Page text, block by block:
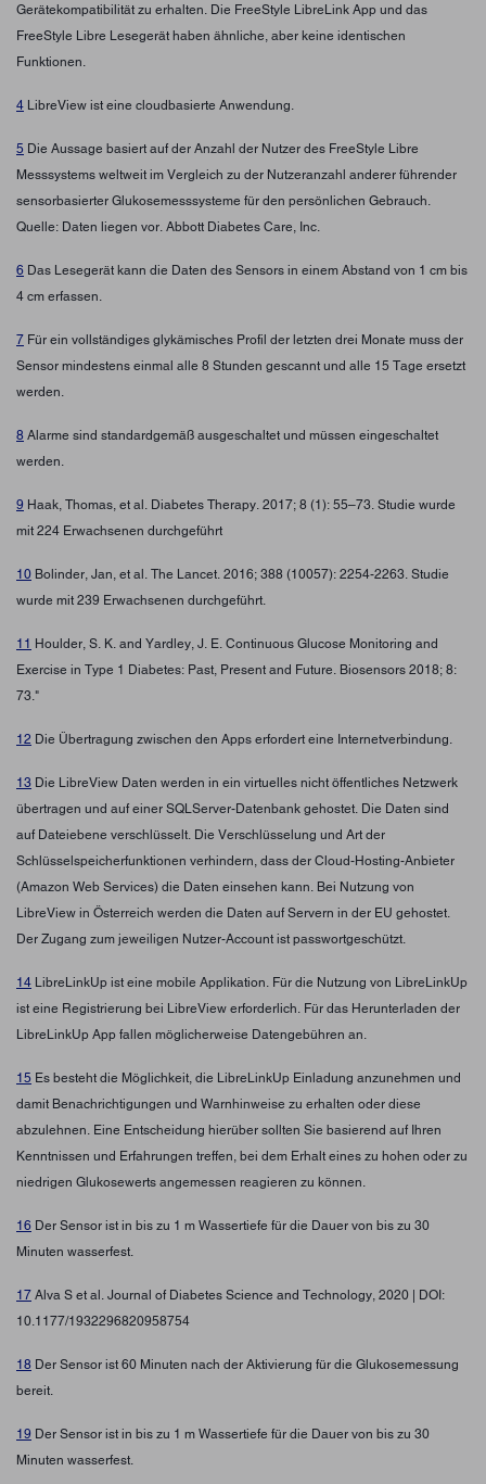
Gerätekompatibilität zu erhalten. Die FreeStyle LibreLink App und das
FreeStyle Libre Lesegerät haben ähnliche, aber keine identischen
Funktionen.
4 LibreView ist eine cloudbasierte Anwendung.
5 Die Aussage basiert auf der Anzahl der Nutzer des FreeStyle Libre
Messsystems weltweit im Vergleich zu der Nutzeranzahl anderer führender
sensorbasierter Glukosemesssysteme für den persönlichen Gebrauch.
Quelle: Daten liegen vor. Abbott Diabetes Care, Inc.
6 Das Lesegerät kann die Daten des Sensors in einem Abstand von 1 cm bis
4 cm erfassen.
7 Für ein vollständiges glykämisches Profil der letzten drei Monate muss der
Sensor mindestens einmal alle 8 Stunden gescannt und alle 15 Tage ersetzt
werden.
8 Alarme sind standardgemäß ausgeschaltet und müssen eingeschaltet
werden.
9 Haak, Thomas, et al. Diabetes Therapy. 2017; 8 (1): 55–73. Studie wurde
mit 224 Erwachsenen durchgeführt
10 Bolinder, Jan, et al. The Lancet. 2016; 388 (10057): 2254-2263. Studie
wurde mit 239 Erwachsenen durchgeführt.
11 Houlder, S. K. and Yardley, J. E. Continuous Glucose Monitoring and
Exercise in Type 1 Diabetes: Past, Present and Future. Biosensors 2018; 8:
73."
12 Die Übertragung zwischen den Apps erfordert eine Internetverbindung.
13 Die LibreView Daten werden in ein virtuelles nicht öffentliches Netzwerk
übertragen und auf einer SQLServer-Datenbank gehostet. Die Daten sind
auf Dateiebene verschlüsselt. Die Verschlüsselung und Art der
Schlüsselspeicherfunktionen verhindern, dass der Cloud-Hosting-Anbieter
(Amazon Web Services) die Daten einsehen kann. Bei Nutzung von
LibreView in Österreich werden die Daten auf Servern in der EU gehostet.
Der Zugang zum jeweiligen Nutzer-Account ist passwortgeschützt.
14 LibreLinkUp ist eine mobile Applikation. Für die Nutzung von LibreLinkUp
ist eine Registrierung bei LibreView erforderlich. Für das Herunterladen der
LibreLinkUp App fallen möglicherweise Datengebühren an.
15 Es besteht die Möglichkeit, die LibreLinkUp Einladung anzunehmen und
damit Benachrichtigungen und Warnhinweise zu erhalten oder diese
abzulehnen. Eine Entscheidung hierüber sollten Sie basierend auf Ihren
Kenntnissen und Erfahrungen treffen, bei dem Erhalt eines zu hohen oder zu
niedrigen Glukosewerts angemessen reagieren zu können.
16 Der Sensor ist in bis zu 1 m Wassertiefe für die Dauer von bis zu 30
Minuten wasserfest.
17 Alva S et al. Journal of Diabetes Science and Technology, 2020 | DOI:
10.1177/1932296820958754
18 Der Sensor ist 60 Minuten nach der Aktivierung für die Glukosemessung
bereit.
19 Der Sensor ist in bis zu 1 m Wassertiefe für die Dauer von bis zu 30
Minuten wasserfest.